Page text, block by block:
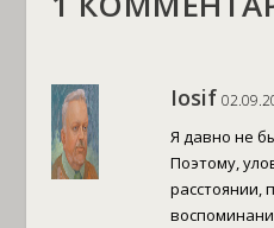
Iosif
Я давно не
Поэтому,
расстоянии,